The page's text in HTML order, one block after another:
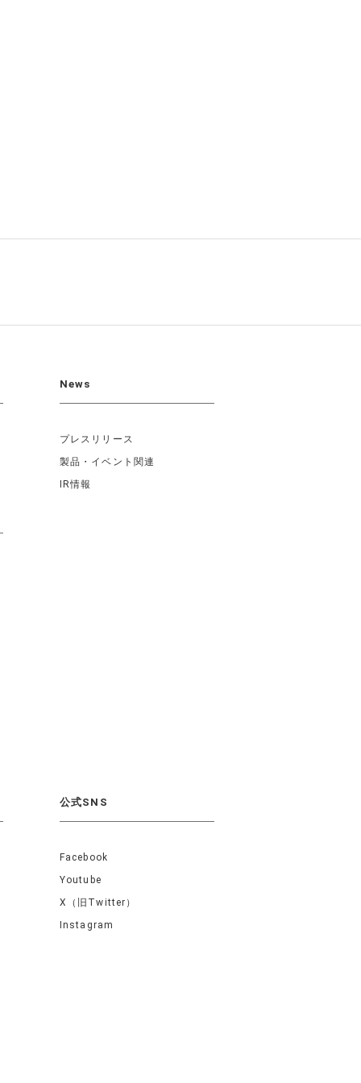
News
プレスリリース
製品・イベント関連
IR情報
公式SNS
Facebook
Youtube
X（旧Twitter）
Instagram